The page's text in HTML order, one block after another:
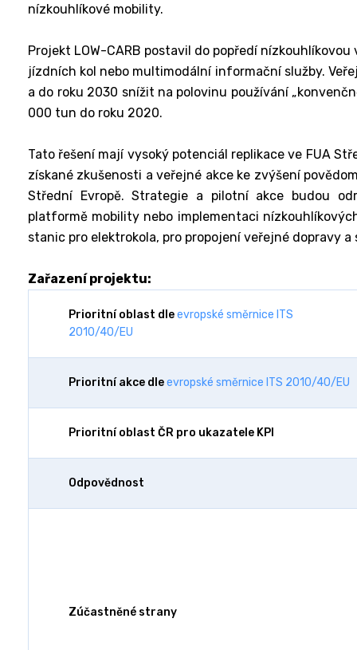
nízkouhlíkové mobility.
Projekt LOW-CARB postavil do popředí
jízdních kol nebo multimodální informační služby.
a do roku 2030 snížit na polovinu používání
000 tun do roku 2020.
Tato řešení mají vysoký potenciál replikace ve FUA
získané zkušenosti a veřejné akce ke zvýšení
Střední Evropě. Strategie a pilotní akce budou
platformě mobility nebo implementaci
stanic pro elektrokola, pro propojení veřejné dopravy a
Zařazení projektu:
Prioritní oblast dleevropské směrnice ITS
2010/40/EU
Prioritní akce dleevropské směrnice ITS 2010/40/EU
Prioritní oblast ČR pro ukazatele KPI
Odpovědnost
Zúčastněné strany